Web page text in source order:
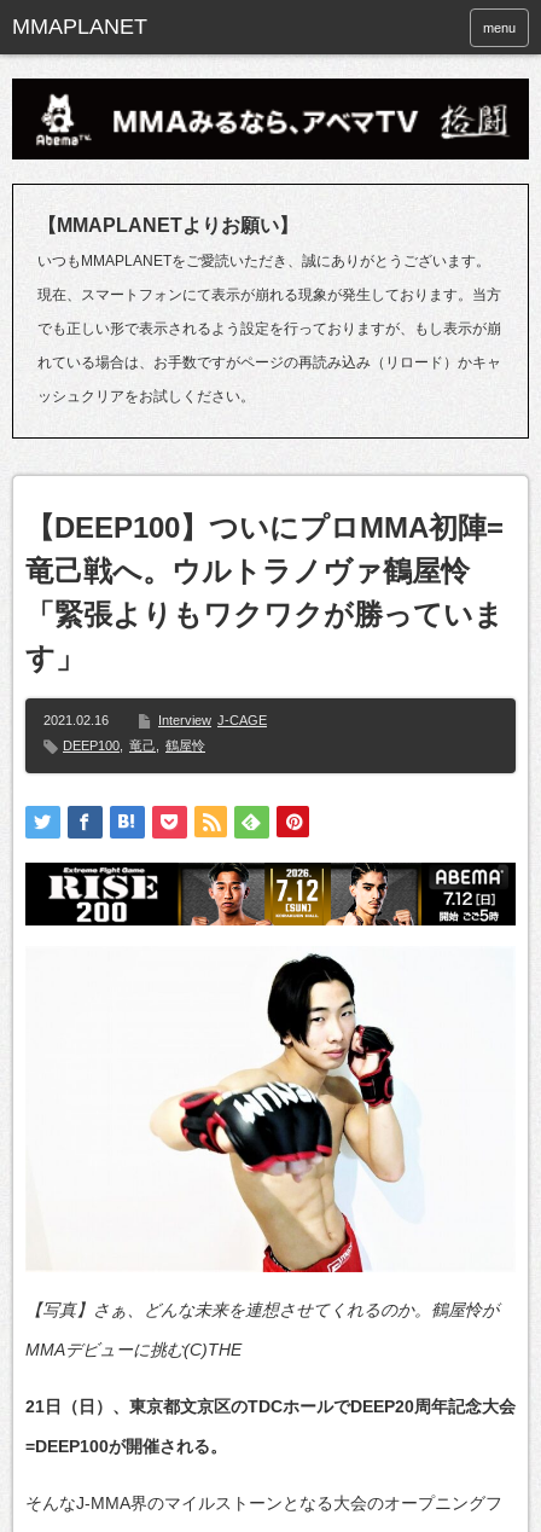
menu
【MMAPLANETよりお願い】
いつもMMAPLANETをご愛読いただき、誠にありがとうございます。
現在、スマートフォンにて表示が崩れる現象が発生しております。当方
でも正しい形で表示されるよう設定を行っておりますが、もし表示が崩
れている場合は、お手数ですがページの再読み込み（リロード）かキャ
ッシュクリアをお試しください。
【DEEP100】ついにプロMMA初陣=
竜己戦へ。ウルトラノヴァ鶴屋怜
「緊張よりもワクワクが勝っていま
す」
2021.02.16 Interview J-CAGE
DEEP100
竜己 鶴屋怜
【写真】さぁ、どんな未来を連想させてくれるのか。鶴屋怜が
MMAデビューに挑む(C)THE
21日（日）、東京都文京区のTDCホールでDEEP20周年記念大会
=DEEP100が開催される。
そんなJ-MMA界のマイルストーンとなる大会のオープニングフ